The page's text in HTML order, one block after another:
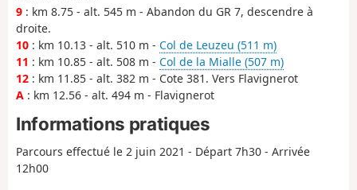
9 : km 8.75 - alt. 545 m - Abandon du GR 7, descendre à
droite.
10 : km 10.13 - alt. 510 m - Col de Leuzeu (511 m)
11 : km 10.85 - alt. 508 m - Col de la Mialle (507 m)
12 : km 11.85 - alt. 382 m - Cote 381. Vers Flavignerot
A : km 12.56 - alt. 494 m - Flavignerot
Informations pratiques
Parcours effectué le 2 juin 2021 - Départ 7h30 - Arrivée
12h00